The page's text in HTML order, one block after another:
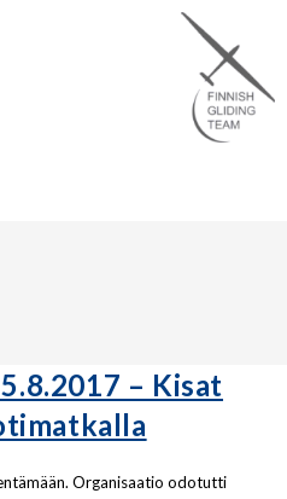
– Kisat
Organisaatio odotutti